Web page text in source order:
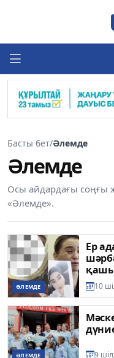
Басты бет/Әлемде
Әлемде
Осы айдардағы соңғы
«Әлемде».
ӘЛЕМДЕ
Ер
10
ӘЛЕМДЕ 9